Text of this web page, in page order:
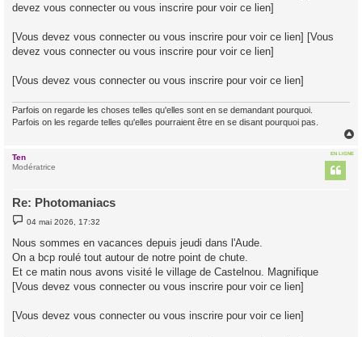
devez vous connecter ou vous inscrire pour voir ce lien]
[Vous devez vous connecter ou vous inscrire pour voir ce lien] [Vous
devez vous connecter ou vous inscrire pour voir ce lien]
[Vous devez vous connecter ou vous inscrire pour voir ce lien]
Parfois on regarde les choses telles qu'elles sont en se demandant pourquoi.
Parfois on les regarde telles qu'elles pourraient être en se disant pourquoi pas.
EN LIGNE
Ten
Modératrice
Re: Photomaniacs
M
e
s
a
e
04 mai 2026, 17:32
Nous sommes en vacances depuis jeudi dans l'Aude.
On a bcp roulé tout autour de notre point de chute.
Et ce matin nous avons visité le village de Castelnou. Magnifique
[Vous devez vous connecter ou vous inscrire pour voir ce lien]
[Vous devez vous connecter ou vous inscrire pour voir ce lien]